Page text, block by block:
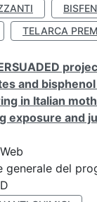
TELARCA
and
in Italian
exposure and
generale del